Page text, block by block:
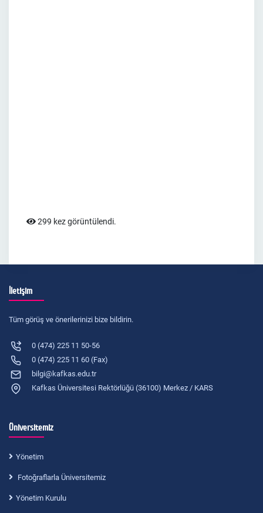
299 kez görüntülendi.
İletişim
Tüm görüş ve önerilerinizi bize bildirin.
0 (474) 225 11 50-56
0 (474) 225 11 60 (Fax)
bilgi@kafkas.edu.tr
Kafkas Üniversitesi Rektörlüğü (36100) Merkez / KARS
Üniversitemiz
Yönetim
Fotoğraflarla Üniversitemiz
Yönetim Kurulu